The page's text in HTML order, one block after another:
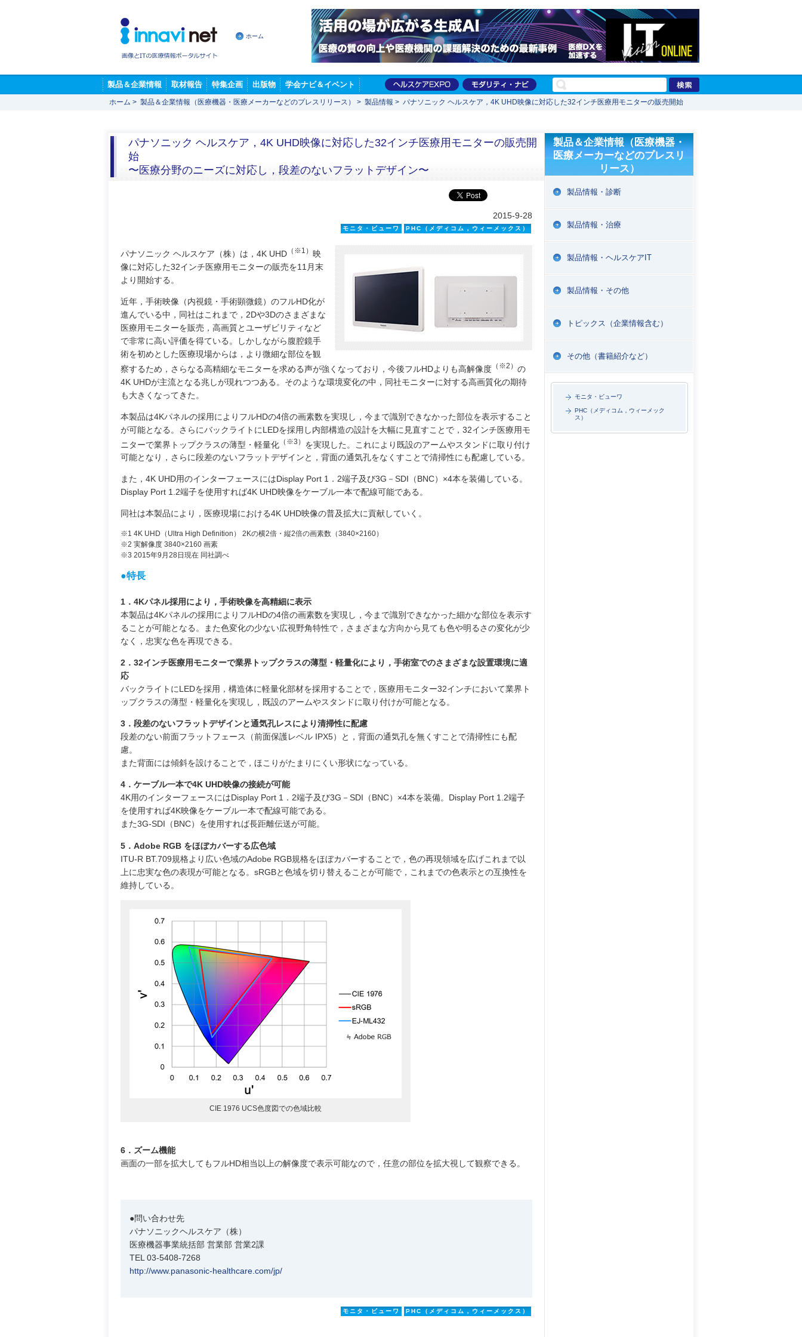
ホーム
製品＆企業情報 取材報告 特集企画 出版物 学会ナビ＆イベント
ホーム > 製品＆企業情報（医療機器・医療メーカーなどのプレスリリース） > 製品情報 > パナソニック ヘルスケア，4K UHD映像に対応した32インチ医療用モニターの販売開始
パナソニック ヘルスケア，4K UHD映像に対応した32インチ医療用モニターの販売開
始
〜医療分野のニーズに対応し，段差のないフラットデザイン〜
2015-9-28
モニタ・ビューワ PHC（メディコム，ウィーメックス）
パナソニック ヘルスケア（株）は，4K UHD （※1） 映
像に対応した32インチ医療用モニターの販売を11月末
より開始する。
近年，手術映像（内視鏡・手術顕微鏡）のフルHD化が
進んでいる中，同社はこれまで，2Dや3Dのさまざまな
医療用モニターを販売，高画質とユーザビリティなど
で非常に高い評価を得ている。しかしながら腹腔鏡手
術を初めとした医療現場からは，より微細な部位を観
察するため，さらなる高精細なモニターを求める声が強くなっており，今後フルHDよりも高解像度 （※2） の
4K UHDが主流となる兆しが現れつつある。そのような環境変化の中，同社モニターに対する高画質化の期待
も大きくなってきた。
本製品は4Kパネルの採用によりフルHDの4倍の画素数を実現し，今まで識別できなかった部位を表示すること
が可能となる。さらにバックライトにLEDを採用し内部構造の設計を大幅に見直すことで，32インチ医療用モ
ニターで業界トップクラスの薄型・軽量化 （※3） を実現した。これにより既設のアームやスタンドに取り付け
可能となり，さらに段差のないフラットデザインと，背面の通気孔をなくすことで清掃性にも配慮している。
また，4K UHD用のインターフェースにはDisplay Port 1．2端子及び3G－SDI（BNC）×4本を装備している。
Display Port 1.2端子を使用すれば4K UHD映像をケーブル一本で配線可能である。
同社は本製品により，医療現場における4K UHD映像の普及拡大に貢献していく。
※1 4K UHD（Ultra High Definition） 2Kの横2倍・縦2倍の画素数（3840×2160）
※2 実解像度 3840×2160 画素
※3 2015年9月28日現在 同社調べ
●特長
1．4Kパネル採用により，手術映像を高精細に表示
本製品は4Kパネルの採用によりフルHDの4倍の画素数を実現し，今まで識別できなかった細かな部位を表示す
ることが可能となる。また色変化の少ない広視野角特性で，さまざまな方向から見ても色や明るさの変化が少
なく，忠実な色を再現できる。
2．32インチ医療用モニターで業界トップクラスの薄型・軽量化により，手術室でのさまざまな設置環境に適
応
バックライトにLEDを採用，構造体に軽量化部材を採用することで，医療用モニター32インチにおいて業界ト
ップクラスの薄型・軽量化を実現し，既設のアームやスタンドに取り付けが可能となる。
3．段差のないフラットデザインと通気孔レスにより清掃性に配慮
段差のない前面フラットフェース（前面保護レベル IPX5）と，背面の通気孔を無くすことで清掃性にも配
慮。
また背面には傾斜を設けることで，ほこりがたまりにくい形状になっている。
4．ケーブル一本で4K UHD映像の接続が可能
4K用のインターフェースにはDisplay Port 1．2端子及び3G－SDI（BNC）×4本を装備。Display Port 1.2端子
を使用すれば4K映像をケーブル一本で配線可能である。
また3G-SDI（BNC）を使用すれば長距離伝送が可能。
5．Adobe RGB をほぼカバーする広色域
ITU-R BT.709規格より広い色域のAdobe RGB規格をほぼカバーすることで，色の再現領域を広げこれまで以
上に忠実な色の表現が可能となる。sRGBと色域を切り替えることが可能で，これまでの色表示との互換性を
維持している。
CIE 1976 UCS色度図での色域比較
6．ズーム機能
画面の一部を拡大してもフルHD相当以上の解像度で表示可能なので，任意の部位を拡大視して観察できる。
●問い合わせ先
パナソニックヘルスケア（株）
医療機器事業統括部 営業部 営業2課
TEL 03-5408-7268
http://www.panasonic-healthcare.com/jp/
モニタ・ビューワ PHC（メディコム，ウィーメックス）
製品＆企業情報（医療機器・
医療メーカーなどのプレスリ
リース）
製品情報・診断
製品情報・治療
製品情報・ヘルスケアIT
製品情報・その他
トピックス（企業情報含む）
その他（書籍紹介など）
モニタ・ビューワ
PHC（メディコム，ウィーメック
ス）